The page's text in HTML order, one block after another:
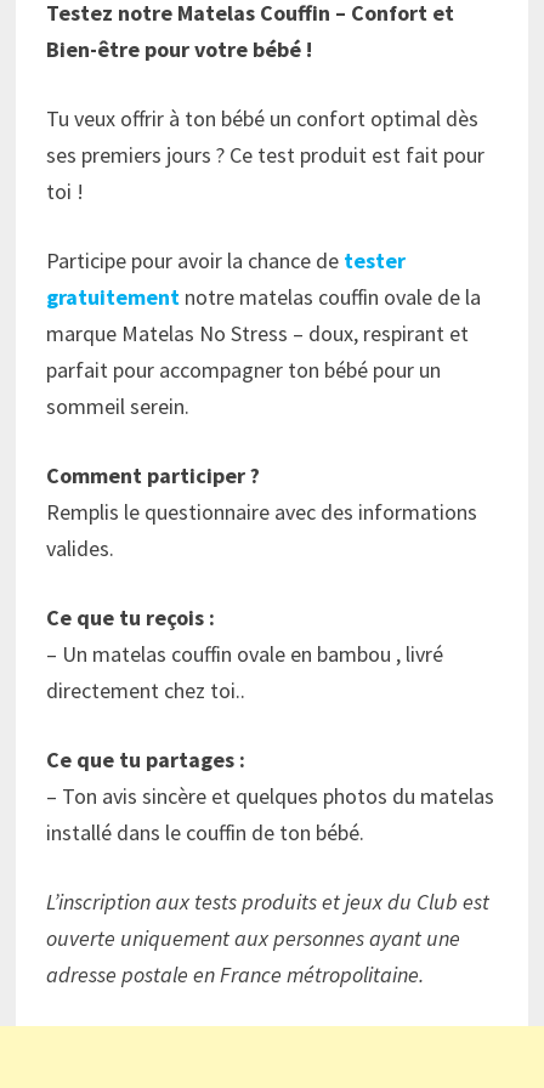
Testez notre Matelas Couffin – Confort et
Bien-être pour votre bébé !
Tu veux offrir à ton bébé un confort optimal dès
ses premiers jours ? Ce test produit est fait pour
toi !
Participe pour avoir la chance de tester
gratuitementnotre matelas couffin ovale de la
marque Matelas No Stress – doux, respirant et
parfait pour accompagner ton bébé pour un
sommeil serein.
Comment participer ?
Remplis le questionnaire avec des informations
valides.
Ce que tu reçois :
– Un matelas couffin ovale en bambou , livré
directement chez toi..
Ce que tu partages :
– Ton avis sincère et quelques photos du matelas
installé dans le couffin de ton bébé.
L’inscription aux tests produits et jeux du Club est
ouverte uniquement aux personnes ayant une
adresse postale en France métropolitaine.